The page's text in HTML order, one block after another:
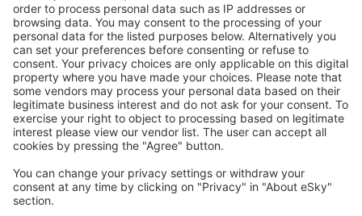
zrušení.
S námi ušetříte
Atraktivní ceny a speciální nabídky pro přihlášené
uživatele.
Ubytování dle vašeho gusta
Vyberte si z více než 1.3 milionu zařízení: hotelů,